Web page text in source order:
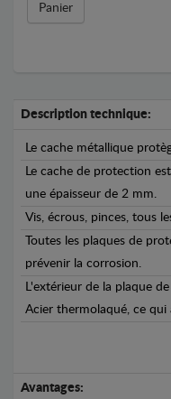
Panier
Description technique:
Le cache métallique
Le cache de protection
une épaisseur de 2 mm.
Vis, écrous, pinces, tous
Toutes les plaques de
prévenir la corrosion.
L'extérieur de la plaque
Acier thermolaqué, ce qui
Avantages: